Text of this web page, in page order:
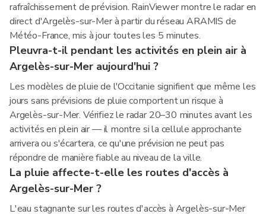
rafraîchissement de prévision. RainViewer montre le radar en
direct d'Argelès-sur-Mer à partir du réseau ARAMIS de
Météo-France, mis à jour toutes les 5 minutes.
Pleuvra-t-il pendant les activités en plein air à
Argelès-sur-Mer aujourd'hui ?
Les modèles de pluie de l'Occitanie signifient que même les
jours sans prévisions de pluie comportent un risque à
Argelès-sur-Mer. Vérifiez le radar 20–30 minutes avant les
activités en plein air — il montre si la cellule approchante
arrivera ou s'écartera, ce qu'une prévision ne peut pas
répondre de manière fiable au niveau de la ville.
La pluie affecte-t-elle les routes d'accès à
Argelès-sur-Mer ?
L'eau stagnante sur les routes d'accès à Argelès-sur-Mer